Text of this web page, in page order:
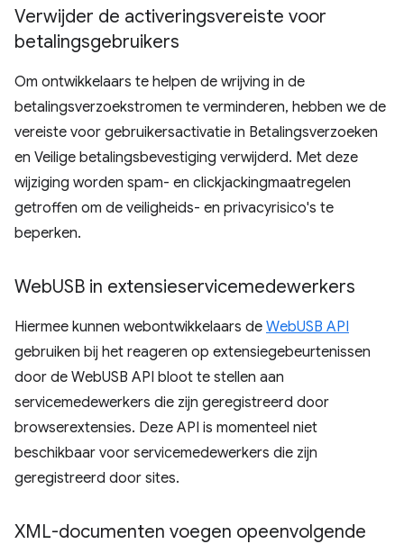
Verwijder de activeringsvereiste voor
betalingsgebruikers
Om ontwikkelaars te helpen de wrijving in de
betalingsverzoekstromen te verminderen, hebben we de
vereiste voor gebruikersactivatie in Betalingsverzoeken
en Veilige betalingsbevestiging verwijderd. Met deze
wijziging worden spam- en clickjackingmaatregelen
getroffen om de veiligheids- en privacyrisico's te
beperken.
WebUSB in extensieservicemedewerkers
Hiermee kunnen webontwikkelaars de WebUSB API
gebruiken bij het reageren op extensiegebeurtenissen
door de WebUSB API bloot te stellen aan
servicemedewerkers die zijn geregistreerd door
browserextensies. Deze API is momenteel niet
beschikbaar voor servicemedewerkers die zijn
geregistreerd door sites.
XML-documenten voegen opeenvolgende